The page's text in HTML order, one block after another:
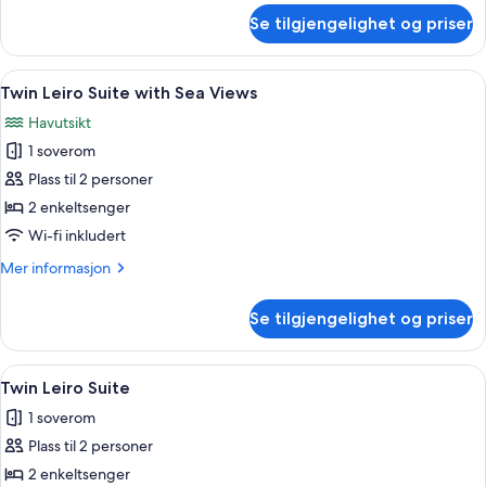
Leiro
Suite
Se tilgjengelighet og priser
Åpne
alle
bildene
av
Twin
Leiro
Suite
Sea
Sengetøy av topp kvalitet, minibar,
16
Twin Leiro Suite with Sea Views
Havutsikt
1 soverom
Plass til 2 personer
2 enkeltsenger
Wi-fi inkludert
Mer informasjon
Mer
Leiro
Suite
with
Views
Se tilgjengelighet og priser
Åpne
alle
bildene
av
Twin
Sengetøy av topp kvalitet, minibar,
18
Twin Leiro Suite
1 soverom
Plass til 2 personer
2 enkeltsenger